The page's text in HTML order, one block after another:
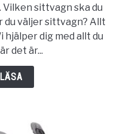
sittvagn ska du
du väljer sittvagn? Allt
hjälper dig med allt du
det är...